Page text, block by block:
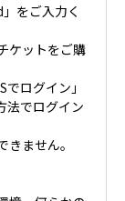
をご入力く
ケットをご購
ログイン」
法でログイン
ません。